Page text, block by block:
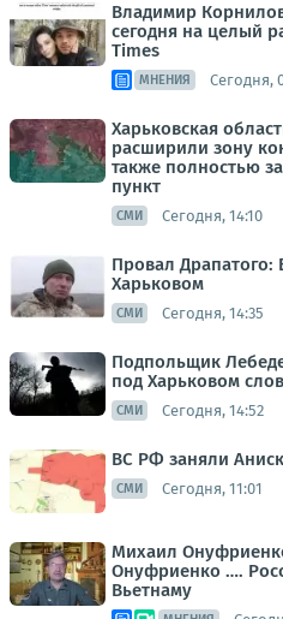
Владимир
сегодня на целый
Times
МНЕНИЯ Сегодня,
Харьковская
расширили зону
также полностью
пункт
СМИ Сегодня, 14:10
Провал Драпатого:
Харьковом
СМИ Сегодня, 14:35
Подпольщик
под Харьковом
СМИ Сегодня, 14:52
ВС РФ заняли
СМИ Сегодня, 11:01
Михаил
Онуфриенко ….
Вьетнаму